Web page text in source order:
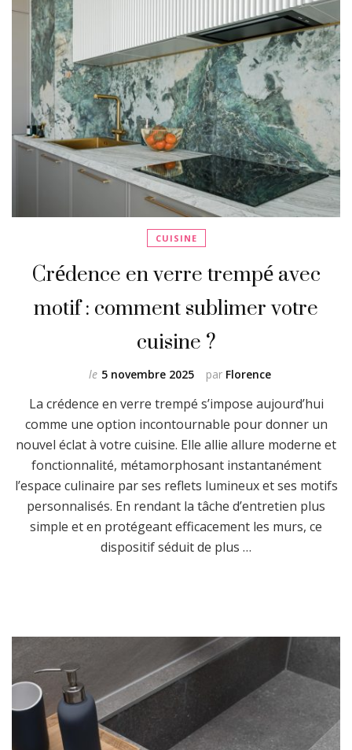
CUISINE
Crédence en verre trempé avec
motif : comment sublimer votre
cuisine ?
par Florence
le 5 novembre 2025
La crédence en verre trempé s’impose aujourd’hui
comme une option incontournable pour donner un
nouvel éclat à votre cuisine. Elle allie allure moderne et
fonctionnalité, métamorphosant instantanément
l’espace culinaire par ses reflets lumineux et ses motifs
personnalisés. En rendant la tâche d’entretien plus
simple et en protégeant efficacement les murs, ce
dispositif séduit de plus …